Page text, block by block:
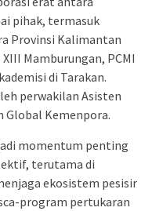
pihak, termasuk
Provinsi Kalimantan
Mamburungan, PCMI
di Tarakan.
perwakilan Asisten
Global Kemenpora.
momentum penting
terutama di
ekosistem pesisir
program pertukaran